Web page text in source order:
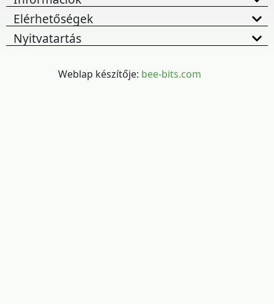
Elérhetőségek
Nyitvatartás
Weblap készítője: bee-bits.com